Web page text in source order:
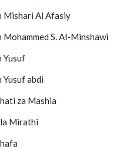
Mishari Al Afasiy
Mohammed S. Al-Minshawi
Yusuf
Yusuf abdi
za Mashia
Mirathi